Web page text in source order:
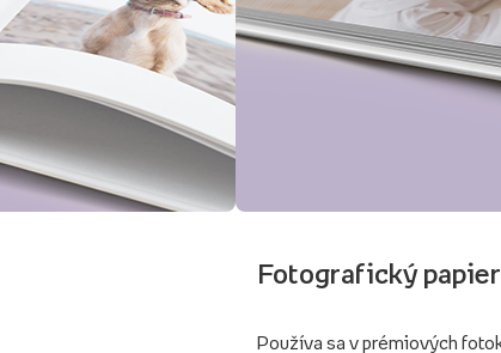
Fotografický papier
Používa sa v prémiových